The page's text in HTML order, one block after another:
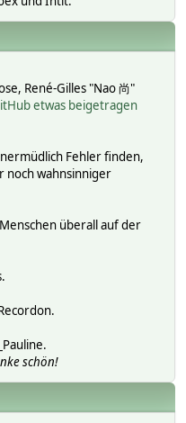
René-Gilles "Nao 尚"
etwas beigetragen
Fehler finden,
noch wahnsinniger
überall auf der
schön!